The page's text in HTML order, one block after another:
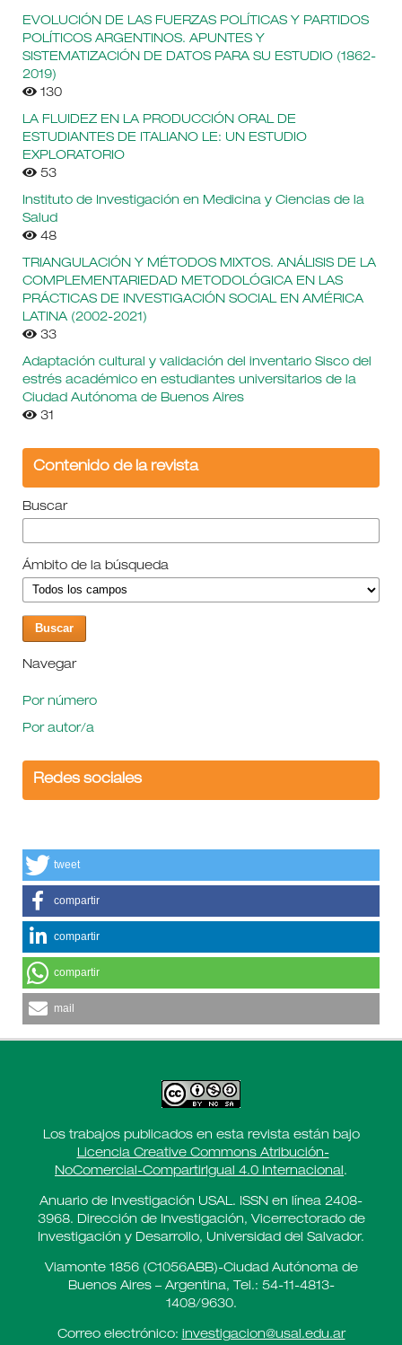
EVOLUCIÓN DE LAS FUERZAS POLÍTICAS Y PARTIDOS
POLÍTICOS ARGENTINOS. APUNTES Y
SISTEMATIZACIÓN DE DATOS PARA SU ESTUDIO (1862-
2019)
130
LA FLUIDEZ EN LA PRODUCCIÓN ORAL DE
ESTUDIANTES DE ITALIANO LE: UN ESTUDIO
EXPLORATORIO
53
Instituto de Investigación en Medicina y Ciencias de la
Salud
48
TRIANGULACIÓN Y MÉTODOS MIXTOS. ANÁLISIS DE LA
COMPLEMENTARIEDAD METODOLÓGICA EN LAS
PRÁCTICAS DE INVESTIGACIÓN SOCIAL EN AMÉRICA
LATINA (2002-2021)
33
Adaptación cultural y validación del inventario Sisco del
estrés académico en estudiantes universitarios de la
Ciudad Autónoma de Buenos Aires
31
Contenido de la revista
Buscar
Ámbito de la búsqueda
Navegar
Por número
Por autor/a
Redes sociales
tweet
compartir
compartir
compartir
mail
Los trabajos publicados en esta revista están bajo
Licencia Creative Commons Atribución-
NoComercial-CompartirIgual 4.0 Internacional .
Anuario de Investigación USAL. ISSN en línea 2408-
3968. Dirección de Investigación, Vicerrectorado de
Investigación y Desarrollo, Universidad del Salvador.
Viamonte 1856 (C1056ABB)-Ciudad Autónoma de
Buenos Aires – Argentina, Tel.: 54-11-4813-
1408/9630.
Correo electrónico: investigacion@usal.edu.ar